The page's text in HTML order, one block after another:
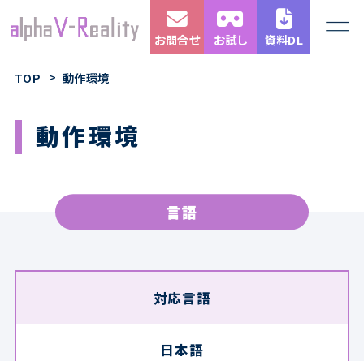
お問合せ お試し 資料DL
TOP 動作環境
動作環境
言語
対応言語
日本語